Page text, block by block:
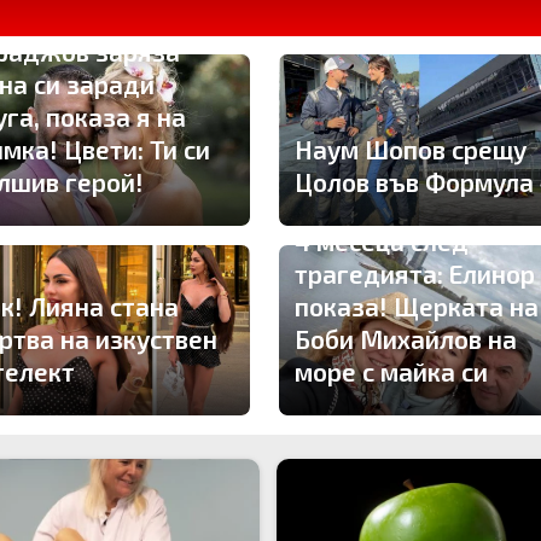
заряза
си заради
показа я на
Цвети: Ти си
герой!
Наум Шопов срещу
Цолов във Формула
Лияна стана
на изкуствен
4 месеца след
трагедията: Елинор
показа! Щерката на
Боби Михайлов на
море с майка си